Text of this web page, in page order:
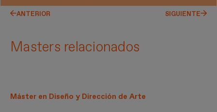
ANTERIOR SIGUIENTE
Masters relacionados
Máster en Diseño y Dirección de Arte